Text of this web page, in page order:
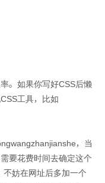
。如果你写好CSS后懒
工具，比如
，当
要花费时间去确定这个
妨在网址后多加一个